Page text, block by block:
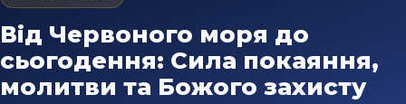
Від Червоного моря до
сьогодення: Сила покаяння,
молитви та Божого захисту